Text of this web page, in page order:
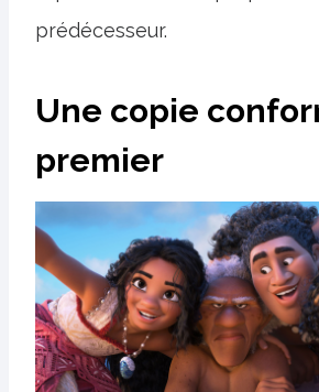
prédécesseur.
Une copie
premier